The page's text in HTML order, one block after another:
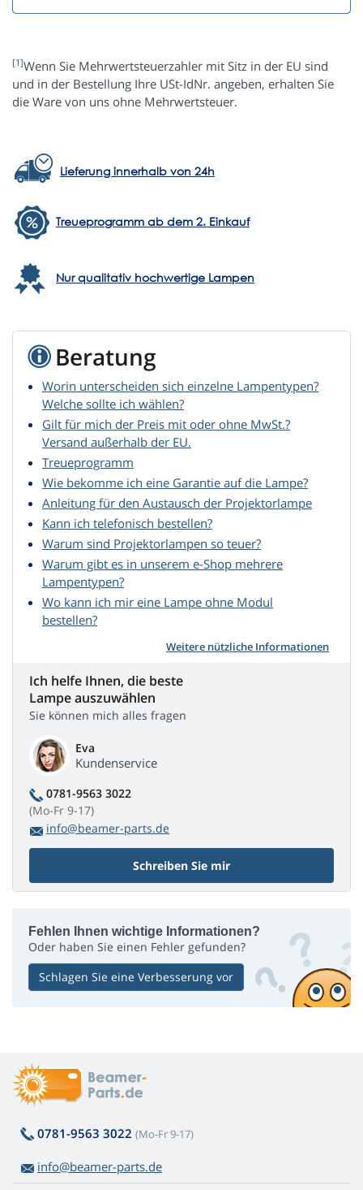
[1]Wenn Sie Mehrwertsteuerzahler mit Sitz in der EU sind
und in der Bestellung Ihre USt-IdNr. angeben, erhalten Sie
die Ware von uns ohne Mehrwertsteuer.
Lieferung innerhalb von 24h
Treueprogramm ab dem 2. Einkauf
Nur qualitativ hochwertige Lampen
Beratung
Worin unterscheiden sich einzelne Lampentypen?
Welche sollte ich wählen?
Gilt für mich der Preis mit oder ohne MwSt.?
Versand außerhalb der EU.
Treueprogramm
Wie bekomme ich eine Garantie auf die Lampe?
Anleitung für den Austausch der Projektorlampe
Kann ich telefonisch bestellen?
Warum sind Projektorlampen so teuer?
Warum gibt es in unserem e-Shop mehrere
Lampentypen?
Wo kann ich mir eine Lampe ohne Modul
bestellen?
Weitere nützliche Informationen
Ich helfe Ihnen, die beste
Lampe auszuwählen
Sie können mich alles fragen
Eva
Kundenservice
0781-9563 3022
(Mo-Fr 9-17)
info@beamer-parts.de
Schreiben Sie mir
Fehlen Ihnen wichtige Informationen?
Oder haben Sie einen Fehler gefunden?
Schlagen Sie eine Verbesserung vor
0781-9563 3022 (Mo-Fr 9-17)
info@beamer-parts.de